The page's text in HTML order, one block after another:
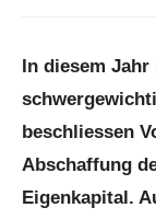
In diesem
beschliessen
Abschaffung
Eigenkapital.